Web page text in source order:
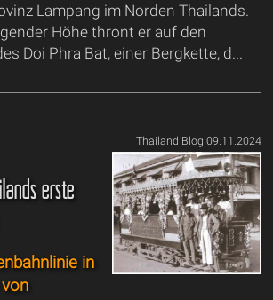
Lampang im Norden Thailands.
Höhe thront er auf den
Doi Phra Bat, einer Bergkette, d...
Thailand Blog 09.11.2024
erste
in